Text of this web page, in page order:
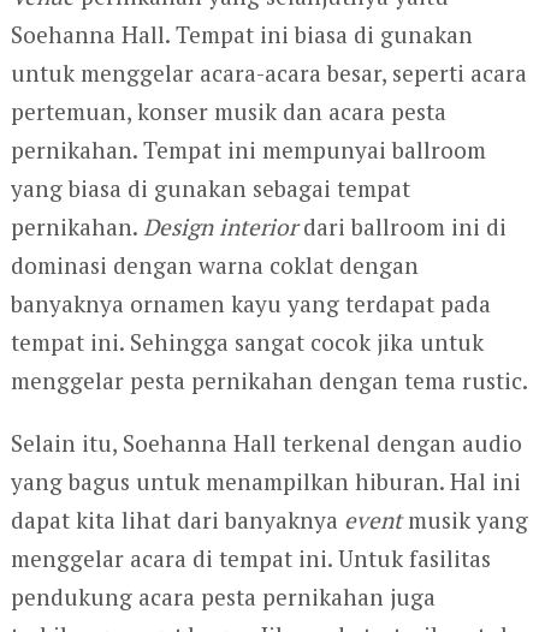
Soehanna Hall. Tempat ini biasa di gunakan
untuk menggelar acara-acara besar, seperti acara
pertemuan, konser musik dan acara pesta
pernikahan. Tempat ini mempunyai ballroom
yang biasa di gunakan sebagai tempat
pernikahan. Design interiordari ballroom ini di
dominasi dengan warna coklat dengan
banyaknya ornamen kayu yang terdapat pada
tempat ini. Sehingga sangat cocok jika untuk
menggelar pesta pernikahan dengan tema rustic.
Selain itu, Soehanna Hall terkenal dengan audio
yang bagus untuk menampilkan hiburan. Hal ini
dapat kita lihat dari banyaknya eventmusik yang
menggelar acara di tempat ini. Untuk fasilitas
pendukung acara pesta pernikahan juga